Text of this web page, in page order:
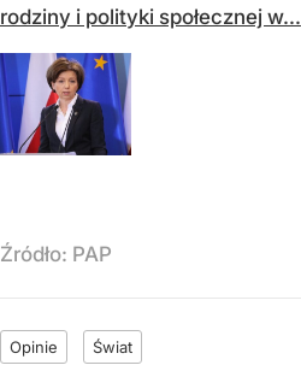
rodziny i polityki społecznej w...
Źródło: PAP
Opinie Świat